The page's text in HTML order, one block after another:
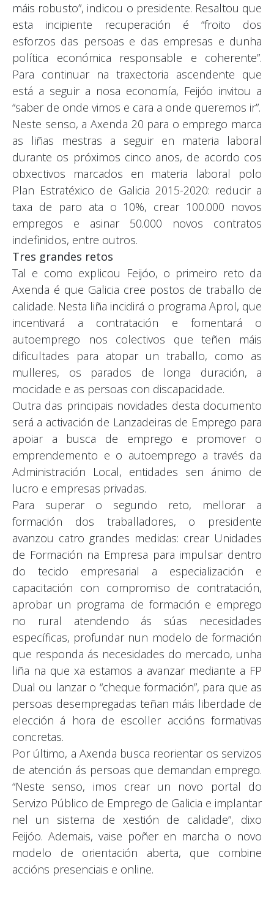
máis robusto”, indicou o presidente. Resaltou que
esta incipiente recuperación é “froito dos
esforzos das persoas e das empresas e dunha
política económica responsable e coherente”.
Para continuar na traxectoria ascendente que
está a seguir a nosa economía, Feijóo invitou a
“saber de onde vimos e cara a onde queremos ir”.
Neste senso, a Axenda 20 para o emprego marca
as liñas mestras a seguir en materia laboral
durante os próximos cinco anos, de acordo cos
obxectivos marcados en materia laboral polo
Plan Estratéxico de Galicia 2015-2020: reducir a
taxa de paro ata o 10%, crear 100.000 novos
empregos e asinar 50.000 novos contratos
indefinidos, entre outros.
Tres grandes retos
Tal e como explicou Feijóo, o primeiro reto da
Axenda é que Galicia cree postos de traballo de
calidade. Nesta liña incidirá o programa Aprol, que
incentivará a contratación e fomentará o
autoemprego nos colectivos que teñen máis
dificultades para atopar un traballo, como as
mulleres, os parados de longa duración, a
mocidade e as persoas con discapacidade.
Outra das principais novidades desta documento
será a activación de Lanzadeiras de Emprego para
apoiar a busca de emprego e promover o
emprendemento e o autoemprego a través da
Administración Local, entidades sen ánimo de
lucro e empresas privadas.
Para superar o segundo reto, mellorar a
formación dos traballadores, o presidente
avanzou catro grandes medidas: crear Unidades
de Formación na Empresa para impulsar dentro
do tecido empresarial a especialización e
capacitación con compromiso de contratación,
aprobar un programa de formación e emprego
no rural atendendo ás súas necesidades
específicas, profundar nun modelo de formación
que responda ás necesidades do mercado, unha
liña na que xa estamos a avanzar mediante a FP
Dual ou lanzar o “cheque formación”, para que as
persoas desempregadas teñan máis liberdade de
elección á hora de escoller accións formativas
concretas.
Por último, a Axenda busca reorientar os servizos
de atención ás persoas que demandan emprego.
“Neste senso, imos crear un novo portal do
Servizo Público de Emprego de Galicia e implantar
nel un sistema de xestión de calidade”, dixo
Feijóo. Ademais, vaise poñer en marcha o novo
modelo de orientación aberta, que combine
accións presenciais e online.